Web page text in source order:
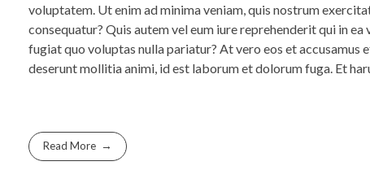
voluptatem. Ut enim ad minima veniam, quis nostrum
consequatur? Quis autem vel eum iure reprehenderit qui in
fugiat quo voluptas nulla pariatur? At vero eos et
deserunt mollitia animi, id est laborum et dolorum fuga. Et
Read More